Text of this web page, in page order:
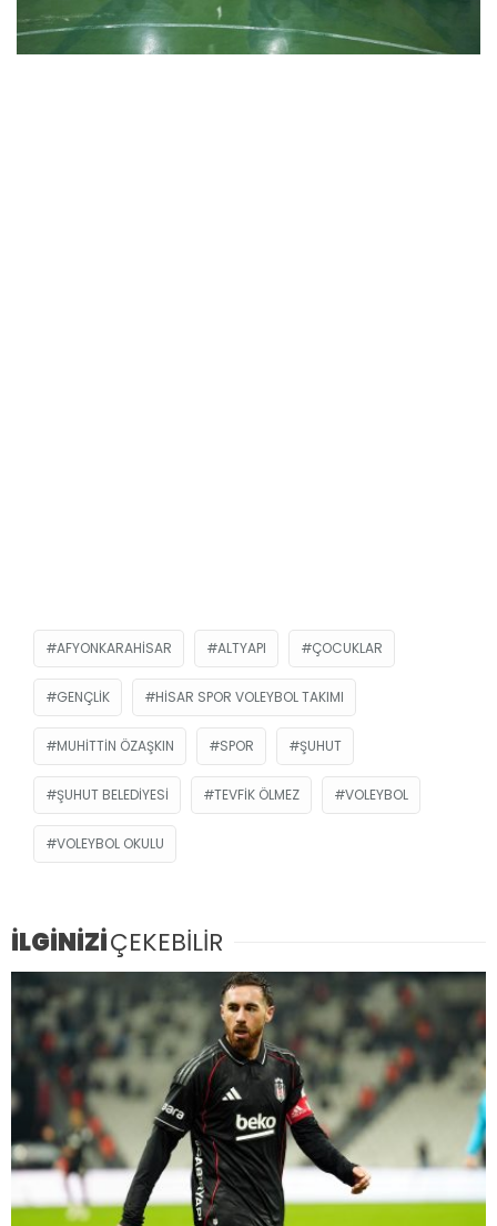
AFYONKARAHISAR ALTYAPI ÇOCUKLAR
GENÇLIK HISAR SPOR VOLEYBOL TAKIMI
MUHITTIN ÖZAŞKIN SPOR ŞUHUT
ŞUHUT BELEDIYESI TEVFIK ÖLMEZ VOLEYBOL
VOLEYBOL OKULU
İLGİNİZİÇEKEBİLİR